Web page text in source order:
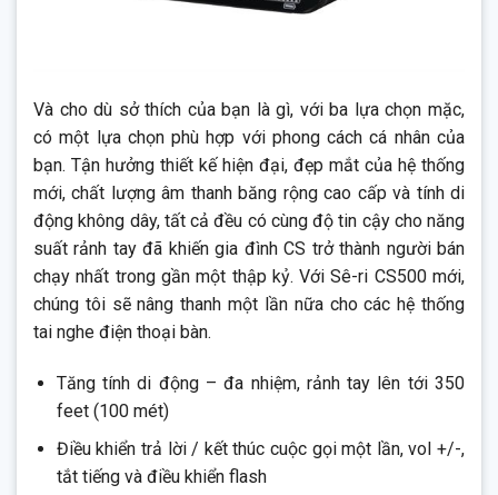
Và cho dù sở thích của bạn là gì, với ba lựa chọn mặc,
có một lựa chọn phù hợp với phong cách cá nhân của
bạn. Tận hưởng thiết kế hiện đại, đẹp mắt của hệ thống
mới, chất lượng âm thanh băng rộng cao cấp và tính di
động không dây, tất cả đều có cùng độ tin cậy cho năng
suất rảnh tay đã khiến gia đình CS trở thành người bán
chạy nhất trong gần một thập kỷ. Với Sê-ri CS500 mới,
chúng tôi sẽ nâng thanh một lần nữa cho các hệ thống
tai nghe điện thoại bàn.
Tăng tính di động – đa nhiệm, rảnh tay lên tới 350
feet (100 mét)
Điều khiển trả lời / kết thúc cuộc gọi một lần, vol +/-,
tắt tiếng và điều khiển flash